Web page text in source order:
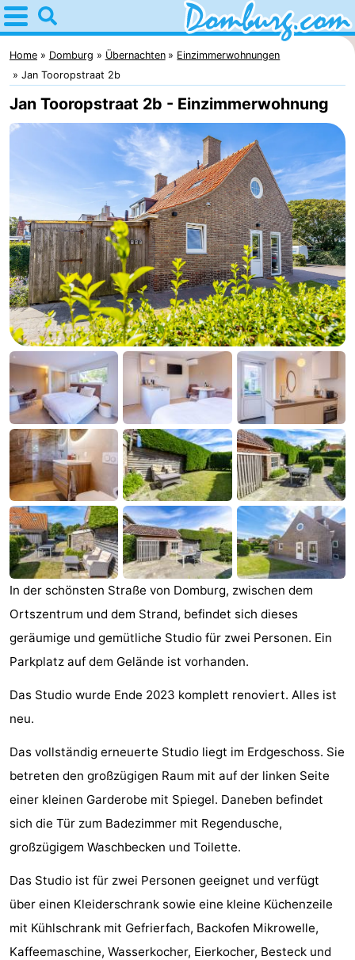
Home
Domburg
Tipps
Für
Webcam
Webcam
Strand
Übernachten
Appartements
-
Loverendale
Résidence
Wijngaerde
Campingplätze
Ferienhäuser
-
Buitenhof
Domburg
-
Hof
Domburg
-
Westhove
Hotels
Zimmer
(mit
Frühstück)
Lastminutes
Strand
tun
Museen
-
Denkmäler
Mühlen
-
Leuchtturme
-
Aussichtspunkte
Attraktionen
Home Domburg Übernachten
Einzimmerwohnungen
Jan Tooropstraat 2b
Jan Tooropstraat 2b - Einzimmerwohnung
In der schönsten Straße von Domburg, zwischen dem
Ortszentrum und dem Strand, befindet sich dieses
geräumige und gemütliche Studio für zwei Personen. Ein
Parkplatz auf dem Gelände ist vorhanden.
Das Studio wurde Ende 2023 komplett renoviert. Alles ist
neu.
Das vollständig erneuerte Studio liegt im Erdgeschoss. Sie
betreten den großzügigen Raum mit auf der linken Seite
einer kleinen Garderobe mit Spiegel. Daneben befindet
sich die Tür zum Badezimmer mit Regendusche,
großzügigem Waschbecken und Toilette.
Das Studio ist für zwei Personen geeignet und verfügt
über einen Kleiderschrank sowie eine kleine Küchenzeile
mit Kühlschrank mit Gefrierfach, Backofen Mikrowelle,
Kaffeemaschine, Wasserkocher, Eierkocher, Besteck und